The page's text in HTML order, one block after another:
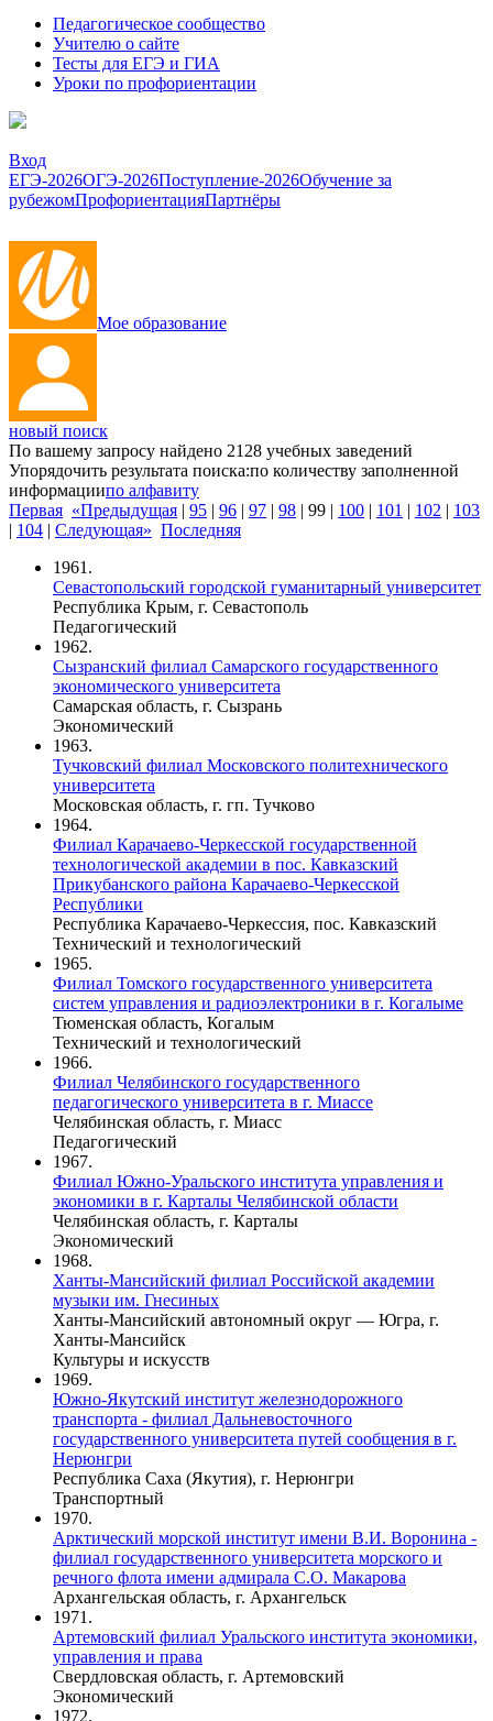
Педагогическое сообщество
Учителю о сайте
Тесты для ЕГЭ и ГИА
Уроки по профориентации
Вход
ЕГЭ-2026ОГЭ-2026Поступление-2026Обучение за
рубежомПрофориентацияПартнёры
Мое образование
новый поиск
По вашему запросу найдено 2128 учебных заведений
Упорядочить результата поиска:по количеству заполненной
информациипо алфавиту
Первая «Предыдущая | 95 | 96 | 97 | 98 | 99 | 100 | 101 | 102 | 103
| 104 | Следующая» Последняя
1961.
Севастопольский городской гуманитарный университет
Республика Крым, г. Севастополь
Педагогический
1962.
Сызранский филиал Самарского государственного
экономического университета
Самарская область, г. Сызрань
Экономический
1963.
Тучковский филиал Московского политехнического
университета
Московская область, г. гп. Тучково
1964.
Филиал Карачаево-Черкесской государственной
технологической академии в пос. Кавказский
Прикубанского района Карачаево-Черкесской
Республики
Республика Карачаево-Черкессия, пос. Кавказский
Технический и технологический
1965.
Филиал Томского государственного университета
систем управления и радиоэлектроники в г. Когалыме
Тюменская область, Когалым
Технический и технологический
1966.
Филиал Челябинского государственного
педагогического университета в г. Миассе
Челябинская область, г. Миасс
Педагогический
1967.
Филиал Южно-Уральского института управления и
экономики в г. Карталы Челябинской области
Челябинская область, г. Карталы
Экономический
1968.
Ханты-Мансийский филиал Российской академии
музыки им. Гнесиных
Ханты-Мансийский автономный округ — Югра, г.
Ханты-Мансийск
Культуры и искусств
1969.
Южно-Якутский институт железнодорожного
транспорта - филиал Дальневосточного
государственного университета путей сообщения в г.
Нерюнгри
Республика Саха (Якутия), г. Нерюнгри
Транспортный
1970.
Арктический морской институт имени В.И. Воронина -
филиал государственного университета морского и
речного флота имени адмирала С.О. Макарова
Архангельская область, г. Архангельск
1971.
Артемовский филиал Уральского института экономики,
управления и права
Свердловская область, г. Артемовский
Экономический
1972.